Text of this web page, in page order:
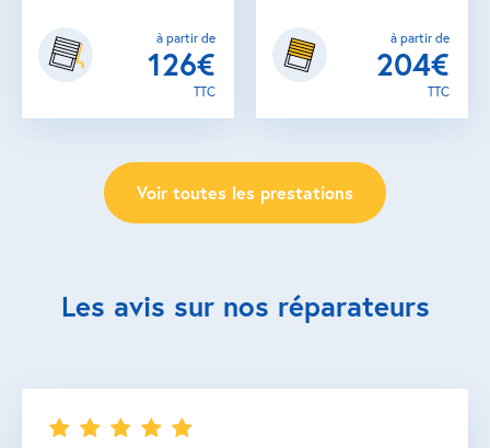
à partir de
126€
TTC
à partir de
204€
TTC
Voir toutes les prestations
Les avis sur nos réparateurs